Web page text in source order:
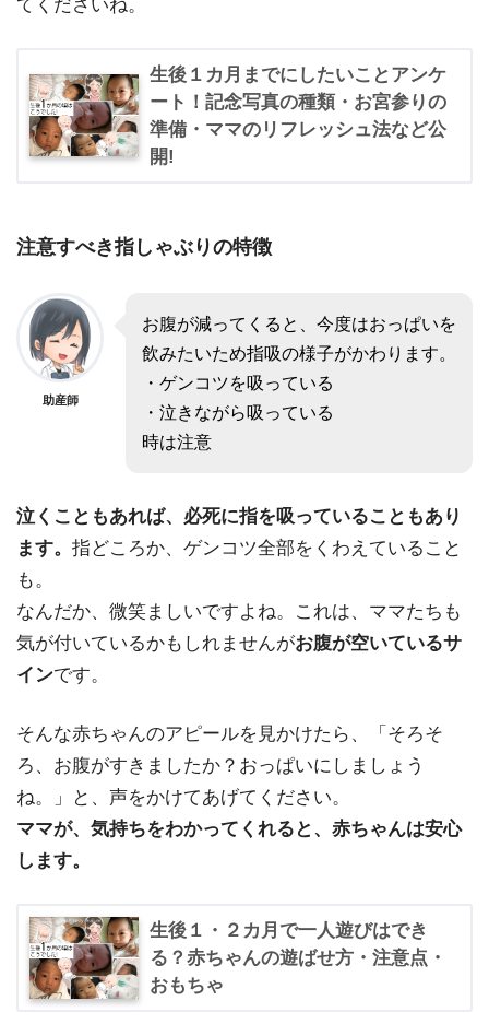
てくださいね。
生後１カ月までにしたいことアンケ
ート！記念写真の種類・お宮参りの
準備・ママのリフレッシュ法など公
開!
注意すべき指しゃぶりの特徴
助産師
お腹が減ってくると、今度はおっぱいを
飲みたいため指吸の様子がかわります。
・ゲンコツを吸っている
・泣きながら吸っている
時は注意
泣くこともあれば、必死に指を吸っていることもあり
ます。 指どころか、ゲンコツ全部をくわえていること
も。
なんだか、微笑ましいですよね。これは、ママたちも
気が付いているかもしれませんがお腹が空いているサ
インです。
そんな赤ちゃんのアピールを見かけたら、「そろそ
ろ、お腹がすきましたか？おっぱいにしましょう
ね。」と、声をかけてあげてください。
ママが、気持ちをわかってくれると、赤ちゃんは安心
します。
生後１・２カ月で一人遊びはでき
る？赤ちゃんの遊ばせ方・注意点・
おもちゃ